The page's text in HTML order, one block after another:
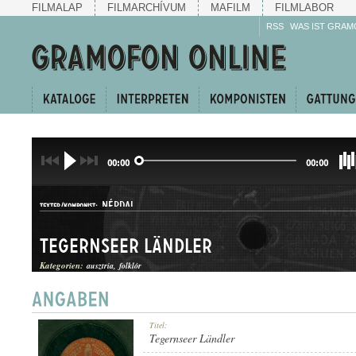
FILMALAP FILMARCHÍVUM MAFILM FILMLABOR
RSS WAS IST
00:00 00:00
TEXTER/KOMPONIST: NÉPDAL
GATTUNG: LÄNDLER
Tegernseer Ländler
Kategorien: ausztria folklór
Titel:
Tegernseer Ländler